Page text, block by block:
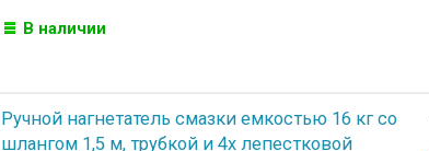
В наличии
Ручной нагнетатель смазки емкостью 16 кг со
шлангом 1,5 м, трубкой и 4х лепестковой